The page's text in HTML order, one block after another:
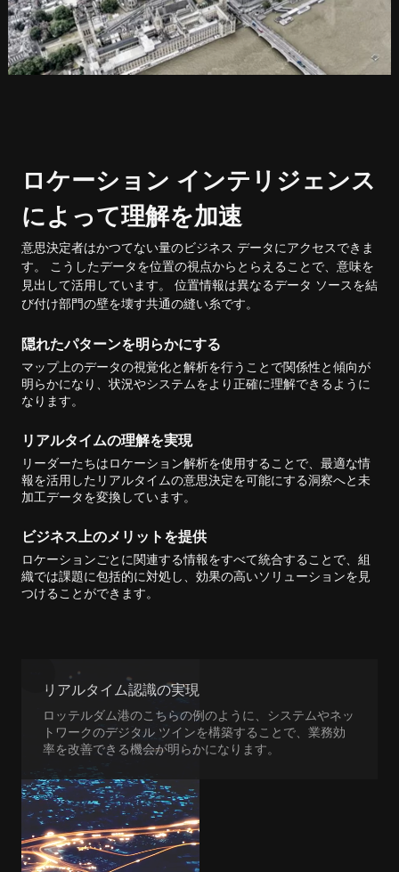
ロケーション インテリジェンス
によって理解を加速
意思決定者はかつてない量のビジネス データにアクセスできま
す。 こうしたデータを位置の視点からとらえることで、意味を
見出して活用しています。 位置情報は異なるデータ ソースを結
び付け部門の壁を壊す共通の縫い糸です。
隠れたパターンを明らかにする
マップ上のデータの視覚化と解析を行うことで関係性と傾向が
明らかになり、状況やシステムをより正確に理解できるように
なります。
リアルタイムの理解を実現
リーダーたちはロケーション解析を使用することで、最適な情
報を活用したリアルタイムの意思決定を可能にする洞察へと未
加工データを変換しています。
ビジネス上のメリットを提供
ロケーションごとに関連する情報をすべて統合することで、組
織では課題に包括的に対処し、効果の高いソリューションを見
つけることができます。
リアルタイム認識の実現
ロッテルダム港のこちらの例のように、システムやネッ
トワークのデジタル ツインを構築することで、業務効
率を改善できる機会が明らかになります。